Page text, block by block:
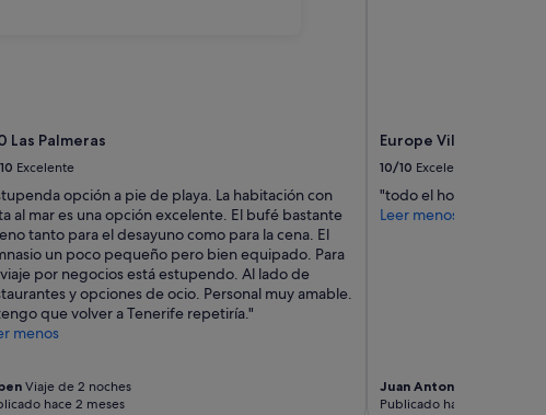
Las Palmeras
Excelente
opción a pie de playa. La habitación con
al mar es una opción excelente. El bufé bastante
tanto para el desayuno como para la cena. El
un poco pequeño pero bien equipado. Para
por negocios está estupendo. Al lado de
y opciones de ocio. Personal muy amable.
que volver a Tenerife repetiría."
menos
Viaje de 2 noches
hace 2 meses
Europe Villa Cortes
10/10 Excelente
"todo el hotel esta
Leer menos
Juan Antonio
Publicado hace 2 meses